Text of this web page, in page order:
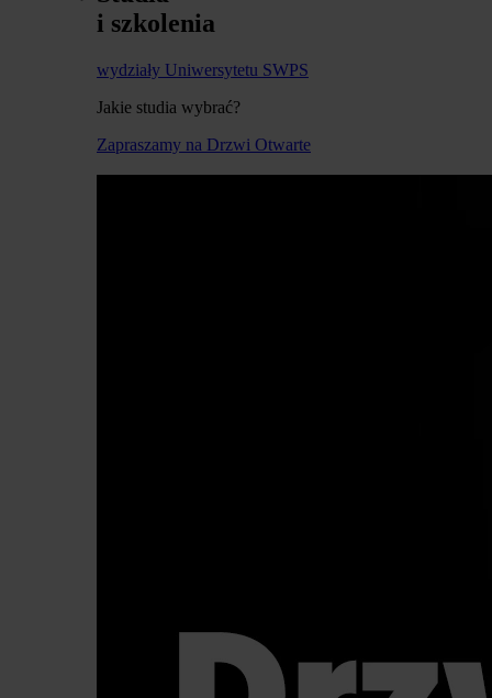
i szkolenia
wydziały Uniwersytetu SWPS
Jakie studia wybrać?
Zapraszamy na Drzwi Otwarte